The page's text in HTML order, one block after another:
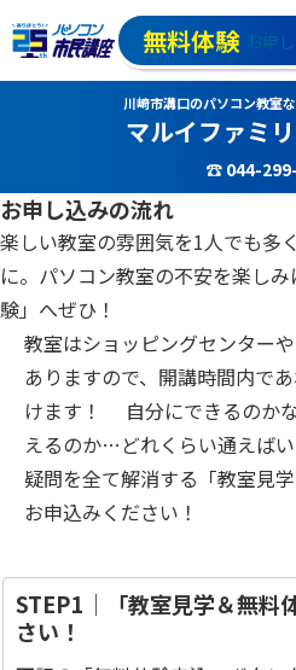
無料体験 お申
川崎市溝口のパソコン教室
マルイファミ
☎ 044-
お申し込みの流れ
楽しい教室の雰囲気を1人でも多
に。パソコン教室の不安を楽し
験」へぜひ！
教室はショッピングセンター
ありますので、開講時間内で
けます！ 自分にできるのか
えるのか…どれくらい通え
疑問を全て解消する「教室見
お申込みください！
STEP1｜「教室見学＆無料
さい！